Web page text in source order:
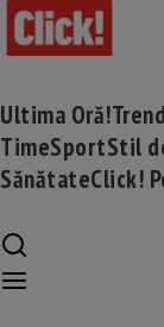
Ultima Oră!
TimeSportStil
SănătateClick!